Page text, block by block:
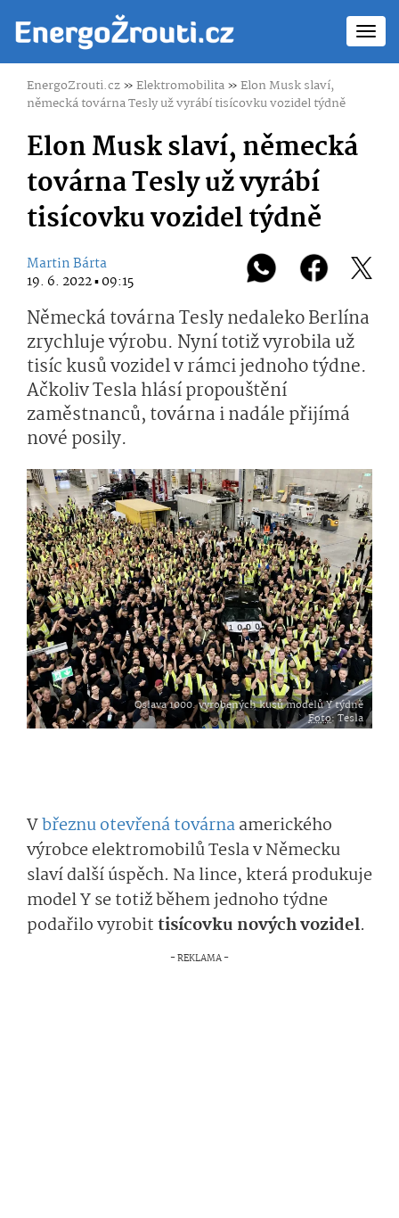
EnergoZrouti.cz»Elektromobilita»Elon Musk slaví,
německá továrna Tesly už vyrábí tisícovku vozidel týdně
Elon Musk slaví, německá
továrna Tesly už vyrábí
tisícovku vozidel týdně
Martin Bárta
19. 6. 2022 ▪ 09:15
Německá továrna Tesly nedaleko Berlína
zrychluje výrobu. Nyní totiž vyrobila už
tisíc kusů vozidel v rámci jednoho týdne.
Ačkoliv Tesla hlásí propouštění
zaměstnanců, továrna i nadále přijímá
nové posily.
Oslava 1000. vyrobených kusů modelů Y týdně
Foto: Tesla
Vbřeznu otevřená továrnaamerického
výrobce elektromobilů Tesla v Německu
slaví další úspěch. Na lince, která produkuje
model Y se totiž během jednoho týdne
podařilo vyrobittisícovku nových vozidel.